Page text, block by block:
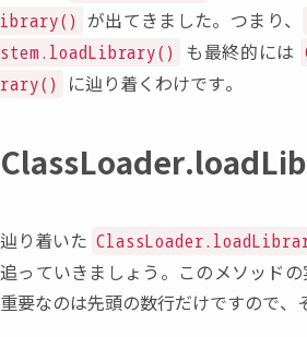
ibrary() が出てきました。つまり、
stem.loadLibrary()
も最終的には
rary()
に辿り着くわけです。
辿り着いた
追っていきましょう。このメソッド
重要なのは先頭の数行だけですので、